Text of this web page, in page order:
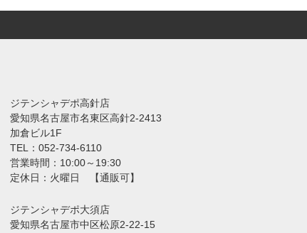
ジテンシャデポ高針店
愛知県名古屋市名東区高針2-2413
加倉ビル1F
TEL：052-734-6110
営業時間：10:00～19:30
定休日：火曜日 【通販可】
ジテンシャデポ大須店
愛知県名古屋市中区松原2-22-15